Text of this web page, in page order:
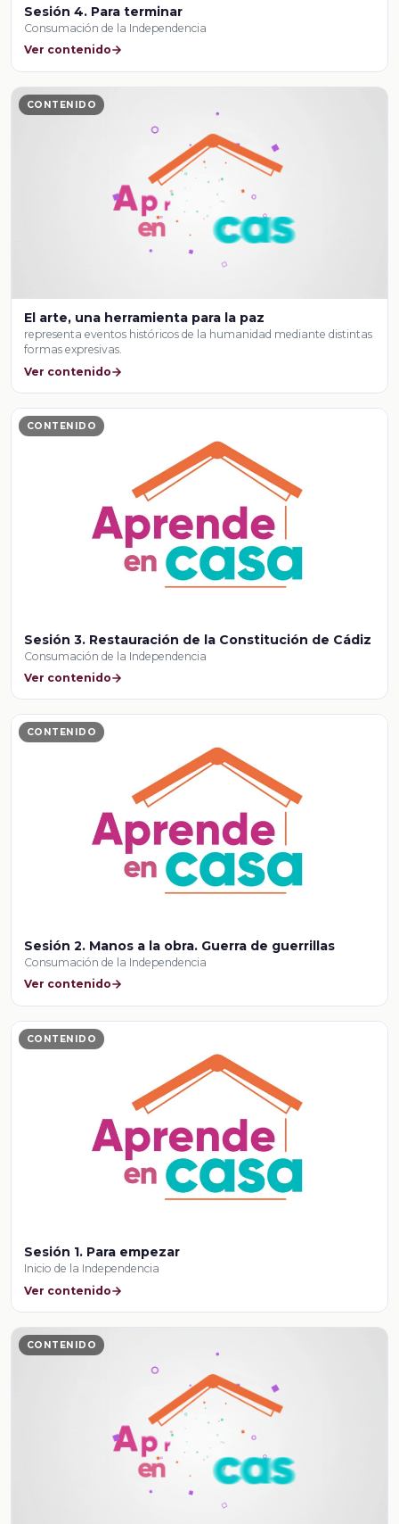
Sesión 4. Para terminar
Consumación de la Independencia
Ver contenido
CONTENIDO
El arte, una herramienta para la paz
representa eventos históricos de la humanidad mediante distintas
formas expresivas.
Ver contenido
CONTENIDO
Sesión 3. Restauración de la Constitución de Cádiz
Consumación de la Independencia
Ver contenido
CONTENIDO
Sesión 2. Manos a la obra. Guerra de guerrillas
Consumación de la Independencia
Ver contenido
CONTENIDO
Sesión 1. Para empezar
Inicio de la Independencia
Ver contenido
CONTENIDO